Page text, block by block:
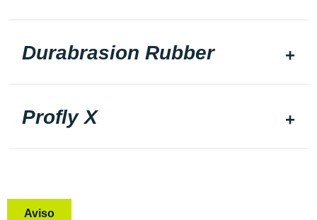
Durabrasion Rubber
Profly X
Aviso